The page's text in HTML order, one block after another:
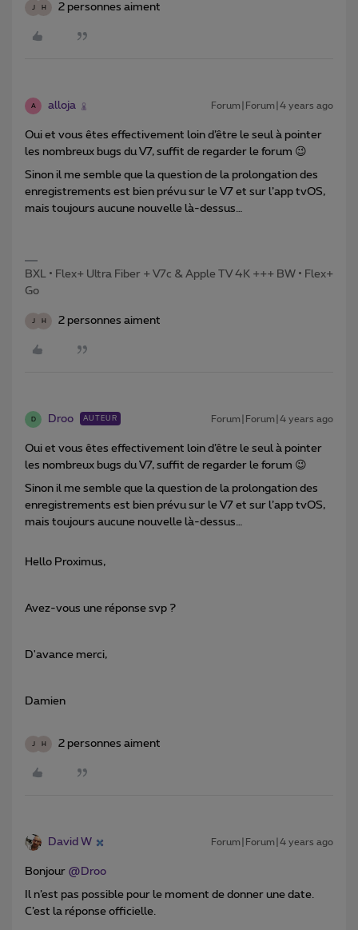
J H 2 personnes aiment
A alloja Forum|Forum|4 years ago
Oui et vous êtes effectivement loin d’être le seul à pointer
les nombreux bugs du V7, suffit de regarder le forum 😉
Sinon il me semble que la question de la prolongation des
enregistrements est bien prévu sur le V7 et sur l’app tvOS,
mais toujours aucune nouvelle là-dessus…
BXL • Flex+ Ultra Fiber + V7c & Apple TV 4K +++ BW • Flex+
Go
J H 2 personnes aiment
D Droo AUTEUR Forum|Forum|4 years ago
Oui et vous êtes effectivement loin d’être le seul à pointer
les nombreux bugs du V7, suffit de regarder le forum 😉
Sinon il me semble que la question de la prolongation des
enregistrements est bien prévu sur le V7 et sur l’app tvOS,
mais toujours aucune nouvelle là-dessus…
Hello Proximus,
Avez-vous une réponse svp ?
D'avance merci,
Damien
J H 2 personnes aiment
David W Forum|Forum|4 years ago
Bonjour @Droo
Il n’est pas possible pour le moment de donner une date.
C’est la réponse officielle.